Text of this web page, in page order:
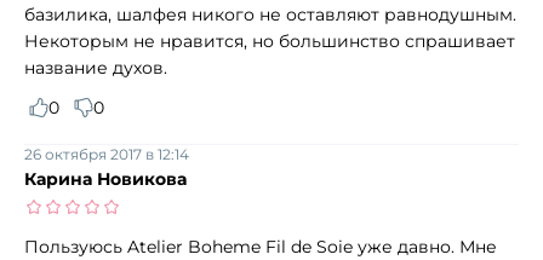
базилика, шалфея никого не оставляют равнодушным.
Некоторым не нравится, но большинство спрашивает
название духов.
0
0
Карина Новикова
26 октября 2017 в 12:14
Пользуюсь Atelier Boheme Fil de Soie уже давно. Мне